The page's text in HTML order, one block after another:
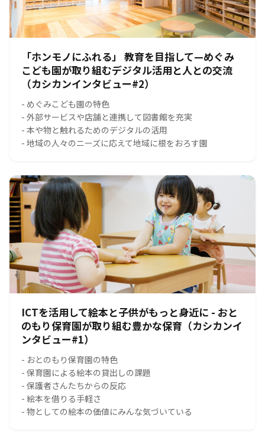
「ホンモノにふれる」 教育を目指して—めぐみ
こども園が取り組むデジタル活用と人との交流
（カシカンインタビュー#2）
- めぐみこども園の特色
- 外部サービスや店舗と連携して図書館を充実
- 本や物と触れるためのデジタルの活用
- 地域の人々のニーズに応えて地域に根をおろす園
ICTを活用して絵本と子供がもっと身近に - おと
のもり保育園が取り組む豊かな保育（カシカンイ
ンタビュー#1）
- おとのもり保育園の特色
- 保育園による絵本の貸出しの課題
- 保護者さんたちからの反応
- 絵本を借りる手軽さ
- 物としての絵本の価値にみんな気づいている